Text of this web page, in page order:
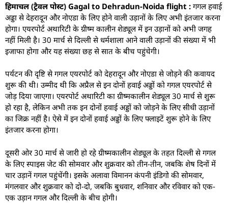
हिमाचल (ट्रैवल पोस्ट) Gagal to Dehradun-Noida flight : गगल हवाई
अड्डा से देहरादून और नोएडा के लिए होने वाली उड़ानों के लिए अभी इंतजार करना
होगा। एयरपोर्ट अथारिटी के ग्रीष्म कालीन शेड्यूल में इन उड़ानों को अभी जगह
नहीं मिली है। 30 मार्च से दिल्ली से धर्मशाला आने वाली उड़ानों की संख्या में भी
इजाफा होगा और यह संख्या छह से सात के बीच पहुंचेगी।
पर्यटन की दृष्टि से गगल एयरपोर्ट को देहरादून और नोएडा से जोड़ने की कवायद
शुरू की थी। उम्मीद थी कि अप्रैल से इन दोनों हवाई अड्डों को गगल एयरपोर्ट से
जोड़ दिया जाएगा। एयरपोर्ट अथारिटी का ग्रीष्मकालीन शेड्यूल 30 मार्च से शुरू
हो रहा है, लेकिन अभी तक इन दोनों हवाई अड्डों को जोड़ने के लिए सीधी उड़ानों
का जिक्र नहीं है। ऐसे में इन दोनों हवाई अड्डों के लिए फ्लाइटें शुरू होने के लिए
इंतजार करना होगा।
दूसरी ओर 30 मार्च से जारी हो रहे ग्रीष्मकालीन शेड्यूल के तहत दिल्ली से गगल
के लिए स्पाइस जेट की सोमवार और शुक्रवार को तीन-तीन, जबकि शेष दिनों में
चार उड़ानें गगल पहुंचेंगी। इसके अलावा विमानन कंपनी इंडिगो की सोमवार,
मंगलवार और शुक्रवार को दो-दो, जबकि बुधवार, शनिवार और रविवार को एक-
एक उड़ान गगल और दिल्ली के बीच होगी।